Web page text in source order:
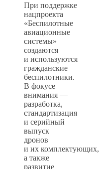
При поддержке
нацпроекта
«Беспилотные
авиационные
системы»
создаются
и используются
гражданские
беспилотники.
В фокусе
внимания —
разработка,
стандартизация
и серийный
выпуск
дронов
и их комплектующих,
а также
развитие